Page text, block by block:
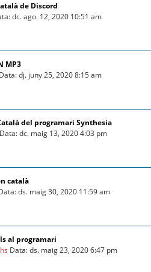
de Discord
dc. ago. 12, 2020 10:51 am
MP3
Data: dj. juny 25, 2020 8:15 am
del programari Synthesia
Data: dc. maig 13, 2020 4:03 pm
català
ds. maig 30, 2020 11:59 am
al programari
Data: ds. maig 23, 2020 6:47 pm